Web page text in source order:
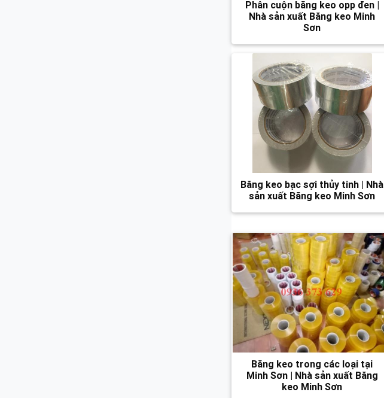
Phân cuộn băng keo opp đen |
Nhà sản xuất Băng keo Minh
Sơn
Băng keo bạc sợi thủy tinh | Nhà
sản xuất Băng keo Minh Sơn
Băng keo trong các loại tại
Minh Sơn | Nhà sản xuất Băng
keo Minh Sơn